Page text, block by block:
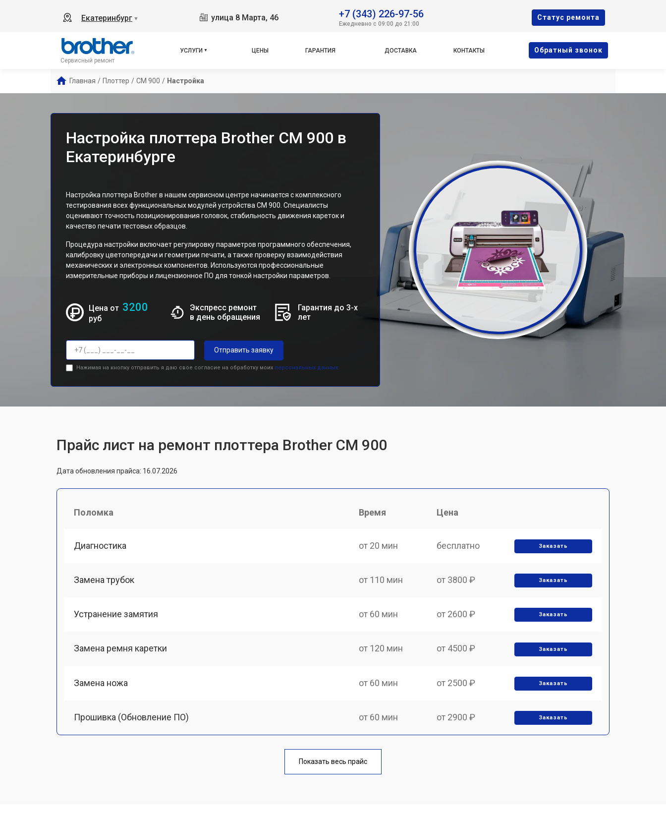
Екатеринбург ▼ улица 8 Марта, 46 +7 (343) 226-97-56
Ежедневно с 09:00 до 21:00
Cтатус ремонта
Сервисный ремонт
УСЛУГИ ЦЕНЫ ГАРАНТИЯ ДОСТАВКА КОНТАКТЫ Oбратный звонок
Главная / Плоттер / CM 900 / Настройка
Настройка плоттера Brother CM 900 в
Екатеринбурге
Настройка плоттера Brother в нашем сервисном центре начинается с комплексного
тестирования всех функциональных модулей устройства CM 900. Специалисты
оценивают точность позиционирования головок, стабильность движения кареток и
качество печати тестовых образцов.
Процедура настройки включает регулировку параметров программного обеспечения,
калибровку цветопередачи и геометрии печати, а также проверку взаимодействия
механических и электронных компонентов. Используются профессиональные
измерительные приборы и лицензионное ПО для тонкой настройки параметров.
Цена от 3200
руб
Экспресс ремонт
в день обращения
Гарантия до 3-х
лет
Отправить заявку
Нажимая на кнопку отправить я даю свое согласие на обработку моих персональных данных.
Прайс лист на ремонт плоттера Brother CM 900
Дата обновления прайса: 16.07.2026
Поломка Время Цена
Диагностика от 20 мин бесплатно Заказать
Замена трубок от 110 мин от 3800 ₽ Заказать
Устранение замятия от 60 мин от 2600 ₽ Заказать
Замена ремня каретки от 120 мин от 4500 ₽ Заказать
Замена ножа от 60 мин от 2500 ₽ Заказать
Прошивка (Обновление ПО) от 60 мин от 2900 ₽ Заказать
от 80 мин
Показать весь прайс